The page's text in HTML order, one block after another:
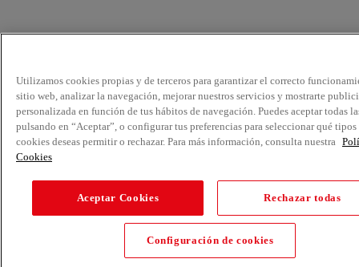
Utilizamos cookies propias y de terceros para garantizar el correcto
sitio web, analizar la navegación, mejorar nuestros servicios y mostrarte
personalizada en función de tus hábitos de navegación. Puedes aceptar todas
pulsando en “Aceptar”, o configurar tus preferencias para seleccionar qué tipos
cookies deseas permitir o rechazar. Para más información, consulta nuestra
Cookies
Aceptar Cookies Rechazar todas
Configuración de cookies